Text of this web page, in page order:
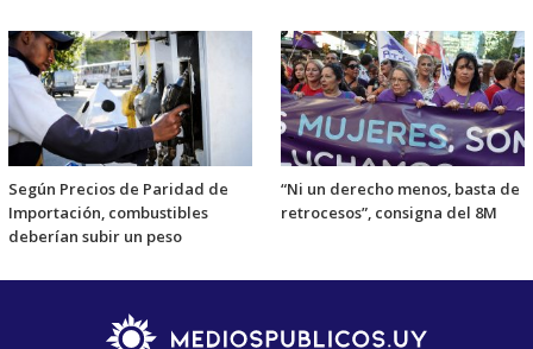
Según Precios de Paridad de
Importación, combustibles
deberían subir un peso
“Ni un derecho menos, basta de
retrocesos”, consigna del 8M